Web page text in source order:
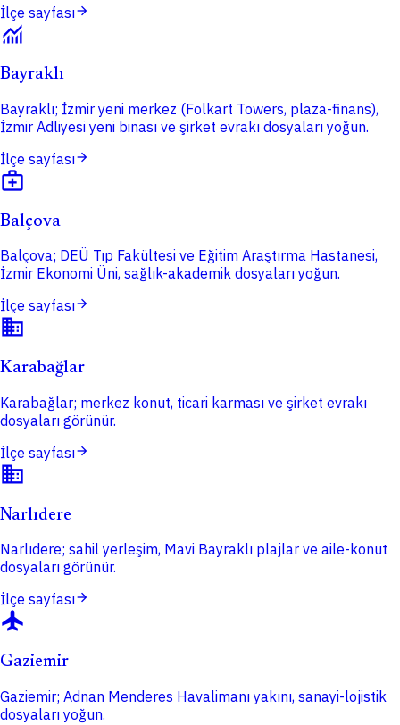
İlçe sayfasıarrow_forward
monitoring
Bayraklı
Bayraklı; İzmir yeni merkez (Folkart Towers, plaza-finans),
İzmir Adliyesi yeni binası ve şirket evrakı dosyaları yoğun.
İlçe sayfasıarrow_forward
medical_services
Balçova
Balçova; DEÜ Tıp Fakültesi ve Eğitim Araştırma Hastanesi,
İzmir Ekonomi Üni, sağlık-akademik dosyaları yoğun.
İlçe sayfasıarrow_forward
domain
Karabağlar
Karabağlar; merkez konut, ticari karması ve şirket evrakı
dosyaları görünür.
İlçe sayfasıarrow_forward
domain
Narlıdere
Narlıdere; sahil yerleşim, Mavi Bayraklı plajlar ve aile-konut
dosyaları görünür.
İlçe sayfasıarrow_forward
flight
Gaziemir
Gaziemir; Adnan Menderes Havalimanı yakını, sanayi-lojistik
dosyaları yoğun.